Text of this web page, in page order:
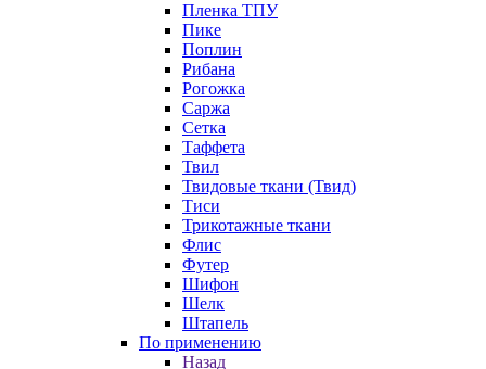
Пленка ТПУ
Пике
Поплин
Рибана
Рогожка
Саржа
Сетка
Таффета
Твил
Твидовые ткани (Твид)
Тиси
Трикотажные ткани
Флис
Футер
Шифон
Шелк
Штапель
По применению
Назад